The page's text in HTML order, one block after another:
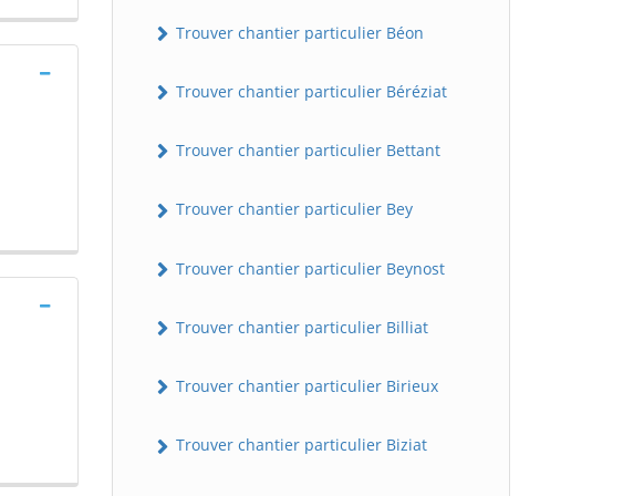
Trouver chantier particulier Béon
Trouver chantier particulier Béréziat
Trouver chantier particulier Bettant
Trouver chantier particulier Bey
Trouver chantier particulier Beynost
Trouver chantier particulier Billiat
Trouver chantier particulier Birieux
Trouver chantier particulier Biziat